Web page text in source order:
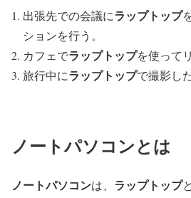
出張先での会議にラップトップ
ションを行う。
カフェでラップトップを使って
旅行中にラップトップで撮影し
ノートパソコンとは
ノートパソコンは、 ラップトップ